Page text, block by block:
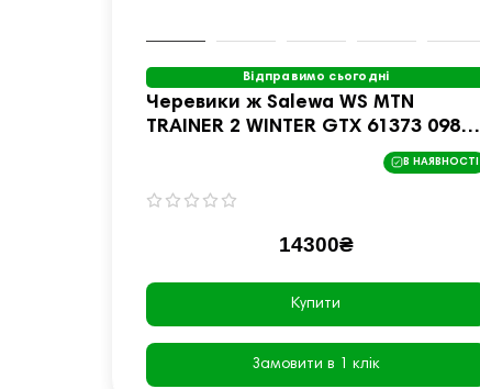
Відправимо сьогодні
Черевики ж Salewa WS MTN
TRAINER 2 WINTER GTX 61373 0988 -
В НАЯВНОСТІ
14300₴
Купити
Замовити в 1 клік